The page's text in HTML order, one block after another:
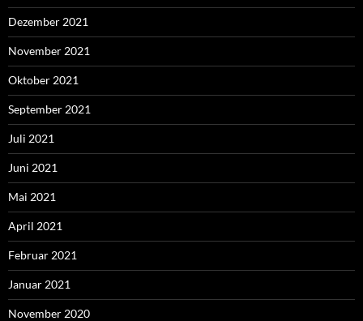
Dezember 2021
November 2021
Oktober 2021
September 2021
Juli 2021
Juni 2021
Mai 2021
April 2021
Februar 2021
Januar 2021
November 2020